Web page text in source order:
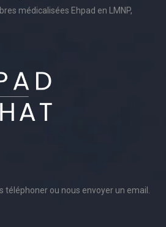
médicalisées Ehpad en LMNP,
téléphoner ou nous envoyer un email.